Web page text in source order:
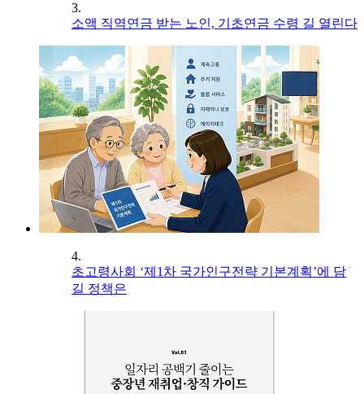
3.
소액 직역연금 받는 노인, 기초연금 수령 길 열린다
4.
초고령사회 ‘제1차 국가인구전략 기본계획’에 담
길 정책은